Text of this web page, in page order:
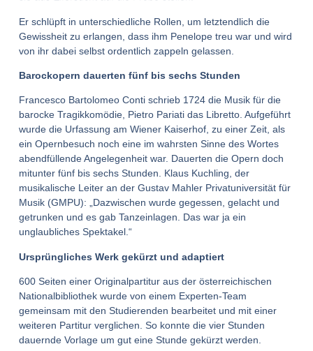
Er schlüpft in unterschiedliche Rollen, um letztendlich die
Gewissheit zu erlangen, dass ihm Penelope treu war und wird
von ihr dabei selbst ordentlich zappeln gelassen.
Barockopern dauerten fünf bis sechs Stunden
Francesco Bartolomeo Conti schrieb 1724 die Musik für die
barocke Tragikkomödie, Pietro Pariati das Libretto. Aufgeführt
wurde die Urfassung am Wiener Kaiserhof, zu einer Zeit, als
ein Opernbesuch noch eine im wahrsten Sinne des Wortes
abendfüllende Angelegenheit war. Dauerten die Opern doch
mitunter fünf bis sechs Stunden. Klaus Kuchling, der
musikalische Leiter an der Gustav Mahler Privatuniversität für
Musik (GMPU): „Dazwischen wurde gegessen, gelacht und
getrunken und es gab Tanzeinlagen. Das war ja ein
unglaubliches Spektakel.“
Ursprüngliches Werk gekürzt und adaptiert
600 Seiten einer Originalpartitur aus der österreichischen
Nationalbibliothek wurde von einem Experten-Team
gemeinsam mit den Studierenden bearbeitet und mit einer
weiteren Partitur verglichen. So konnte die vier Stunden
dauernde Vorlage um gut eine Stunde gekürzt werden.